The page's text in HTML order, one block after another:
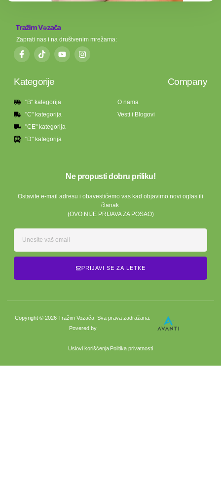
Zaprati nas i na društvenim mrežama:
Kategorije
"B" kategorija
"C" kategorija
"CE" kategorija
"D" kategorija
Company
O nama
Vesti i Blogovi
Ne propusti dobru priliku!
Ostavite e-mail adresu i obavestićemo vas kad objavimo novi oglas ili
članak.
(OVO NIJE PRIJAVA ZA POSAO)
PRIJAVI SE ZA LETKE
Copyright © 2026 Tražim Vozača. Sva prava zadražana.
Povered by
Uslovi korišćenja Politika privatnosti